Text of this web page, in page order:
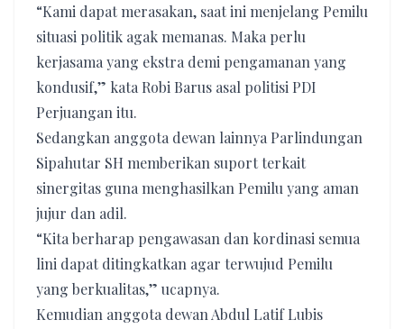
“Kami dapat merasakan, saat ini menjelang Pemilu
situasi politik agak memanas. Maka perlu
kerjasama yang ekstra demi pengamanan yang
kondusif,” kata Robi Barus asal politisi PDI
Perjuangan itu.
Sedangkan anggota dewan lainnya Parlindungan
Sipahutar SH memberikan suport terkait
sinergitas guna menghasilkan Pemilu yang aman
jujur dan adil.
“Kita berharap pengawasan dan kordinasi semua
lini dapat ditingkatkan agar terwujud Pemilu
yang berkualitas,” ucapnya.
Kemudian anggota dewan Abdul Latif Lubis